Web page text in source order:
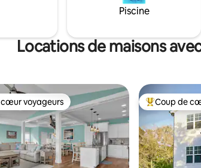
Piscine
Locations de maisons
cœur voyageurs
voyageurs Coups de
Coup de